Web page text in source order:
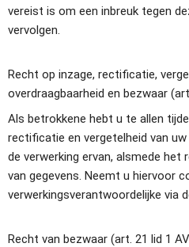
vereist is om een inbreuk tegen
vervolgen.
Recht op inzage, rectificatie,
overdraagbaarheid en bezwaar
Als betrokkene hebt u te allen
rectificatie en vergetelheid van
de verwerking ervan, alsmede het
van gegevens. Neemt u hiervoor
verwerkingsverantwoordelijke via
Recht van bezwaar (art. 21 lid 1